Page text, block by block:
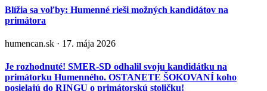
Blížia sa voľby: Humenné rieši možných kandidátov na
primátora
humencan.sk · 17. mája 2026
Je rozhodnuté! SMER-SD odhalil svoju kandidátku na
primátorku Humenného. OSTANETE ŠOKOVANÍ koho
posielajú do RINGU o primátorskú stoličku!